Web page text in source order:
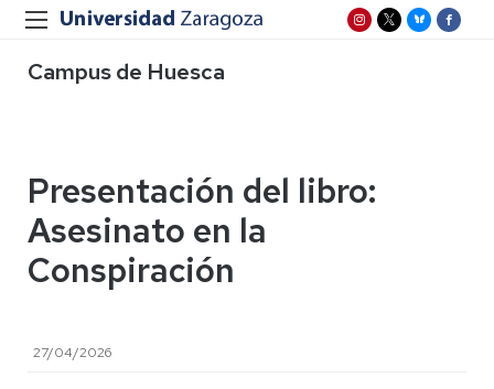
Campus de Huesca
Presentación del libro:
Asesinato en la
Conspiración
27/04/2026